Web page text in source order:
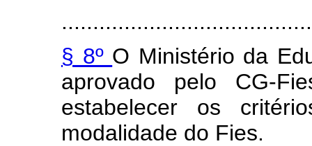
§ 8º O Ministério da
aprovado pelo CG-
estabelecer os
modalidade do Fies.